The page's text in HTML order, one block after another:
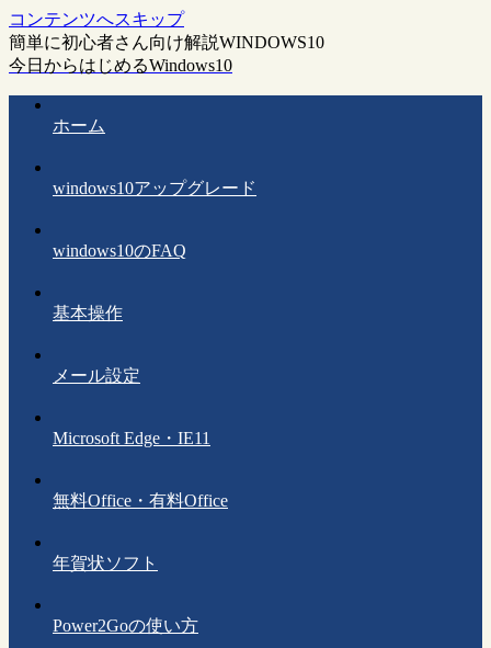
コンテンツへスキップ
簡単に初心者さん向け解説WINDOWS10
今日からはじめるWindows10
ホーム
windows10アップグレード
windows10のFAQ
基本操作
メール設定
Microsoft Edge・IE11
無料Office・有料Office
年賀状ソフト
Power2Goの使い方